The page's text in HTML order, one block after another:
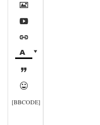







[BBCODE]